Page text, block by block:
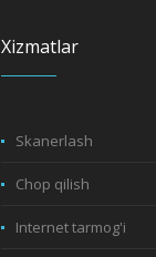
Xizmatlar
Skanerlash
Chop qilish
Internet tarmog'i